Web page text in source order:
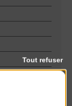
Tout refuser